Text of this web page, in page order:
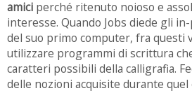
amici perché ritenuto noioso e
interesse. Quando Jobs diede gli
del suo primo computer, fra questi
utilizzare programmi di scrittura
caratteri possibili della calligrafia.
delle nozioni acquisite durante quel